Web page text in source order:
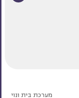
מערכת בית ונוי